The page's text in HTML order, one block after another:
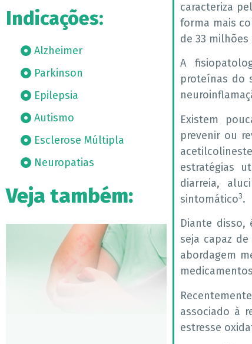
Indicações:
Alzheimer
Parkinson
Epilepsia
Autismo
Esclerose Múltipla
Neuropatias
Veja também:
caracteriza
forma mais
de 33
A
proteínas do
Existem
prevenir ou
estratégias
diarreia,
sintomático3.
Diante disso,
seja capaz
abordagem
associado à
estresse